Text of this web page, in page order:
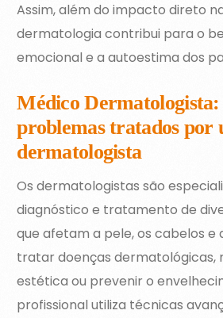
Assim, além do impacto direto
dermatologia contribui para o
emocional e a autoestima dos
Médico
problemas tratados por
dermatologista
Os dermatologistas são
diagnóstico e tratamento de
que afetam a pele, os cabelos e
tratar doenças dermatológicas,
estética ou prevenir o
profissional utiliza técnicas